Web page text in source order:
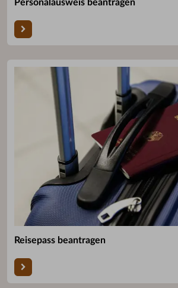
Personalausweis beantragen
Reisepass beantragen